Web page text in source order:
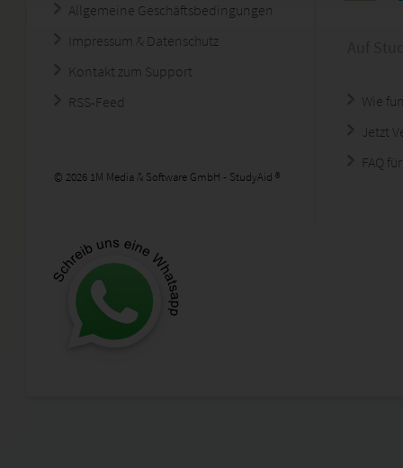
Allgemeine Geschäftsbedingungen
Impressum & Datenschutz
Kontakt zum Support
RSS-Feed
© 2026 1M Media & Software GmbH - StudyAid ®
Wie
Jetzt
FAQ